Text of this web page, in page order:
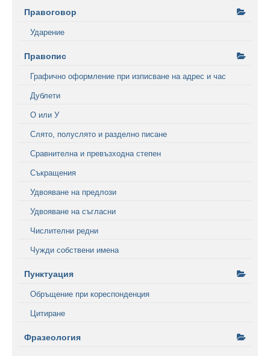
Правоговор
Ударение
Правопис
Графично оформление при изписване на адрес и час
Дублети
О или У
Слято, полуслято и разделно писане
Сравнителна и превъзходна степен
Съкращения
Удвояване на предлози
Удвояване на съгласни
Числителни редни
Чужди собствени имена
Пунктуация
Обръщение при кореспонденция
Цитиране
Фразеология